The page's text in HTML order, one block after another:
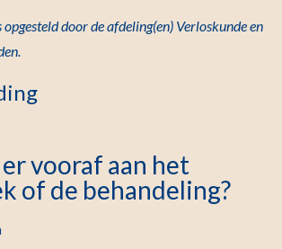
door de afdeling(en) Verloskunde en
vooraf aan het
of de behandeling?